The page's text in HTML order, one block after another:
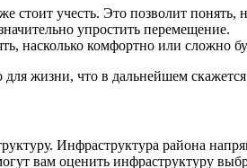
учесть. Это позволит понять,
упростить перемещение.
насколько комфортно или сложно
жизни, что в дальнейшем
Инфраструктура района
вам оценить инфраструктуру